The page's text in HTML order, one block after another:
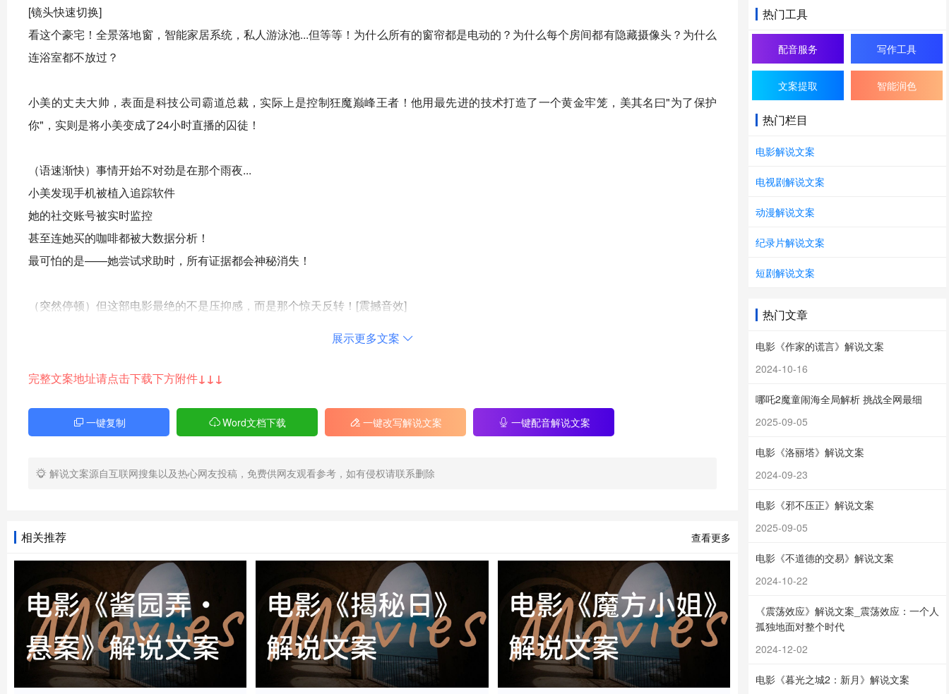
[镜头快速切换]
看这个豪宅！全景落地窗，智能家居系统，私人游泳池...但等等！为什么所有的窗帘都是电动的？为什么每个房间都有隐藏摄像头？为什么
连浴室都不放过？
小美的丈夫大帅，表面是科技公司霸道总裁，实际上是控制狂魔巅峰王者！他用最先进的技术打造了一个黄金牢笼，美其名曰"为了保护
你"，实则是将小美变成了24小时直播的囚徒！
（语速渐快）事情开始不对劲是在那个雨夜...
小美发现手机被植入追踪软件
她的社交账号被实时监控
甚至连她买的咖啡都被大数据分析！
最可怕的是——她尝试求助时，所有证据都会神秘消失！
（突然停顿）但这部电影最绝的不是压抑感，而是那个惊天反转！[震撼音效]
（语气深沉）这才是电影最细思极恐的地方——有时候，贫穷是一种监狱，但极致的富裕何尝不是另一种牢笼？当你拥有了一切，却失去
导演用了大量主观镜头和扭曲画面，让观众完全代入小美的视角。那种窒息感，那种无处可逃的绝望，我剪辑的时候都起鸡皮疙瘩！
用监控反监控丈夫
用数据分析找出系统漏洞
甚至利用智能家居制造"灵异事件"！
最秀的操作来了！她故意在摄像头前表演崩溃，让丈夫以为她已经屈服，实际上...（停顿）这里不能剧透，但只能说这波操作在大气层！
展示更多文案
完整文案地址请点击下载下方附件↓↓↓
一键复制 Word文档下载 一键改写解说文案 一键配音解说文案
解说文案源自互联网搜集以及热心网友投稿，免费供网友观看参考，如有侵权请联系删除
相关推荐 查看更多
热门工具
配音服务 写作工具
文案提取 智能润色
热门栏目
电影解说文案
电视剧解说文案
动漫解说文案
纪录片解说文案
短剧解说文案
热门文章
电影《作家的谎言》解说文案
2024-10-16
哪吒2魔童闹海全局解析 挑战全网最细
2025-09-05
电影《洛丽塔》解说文案
2024-09-23
电影《邪不压正》解说文案
2025-09-05
电影《不道德的交易》解说文案
2024-10-22
《震荡效应》解说文案_震荡效应：一个人
孤独地面对整个时代
2024-12-02
电影《暮光之城2：新月》解说文案